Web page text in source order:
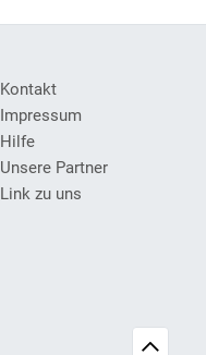
Kontakt
Impressum
Hilfe
Unsere Partner
Link zu uns